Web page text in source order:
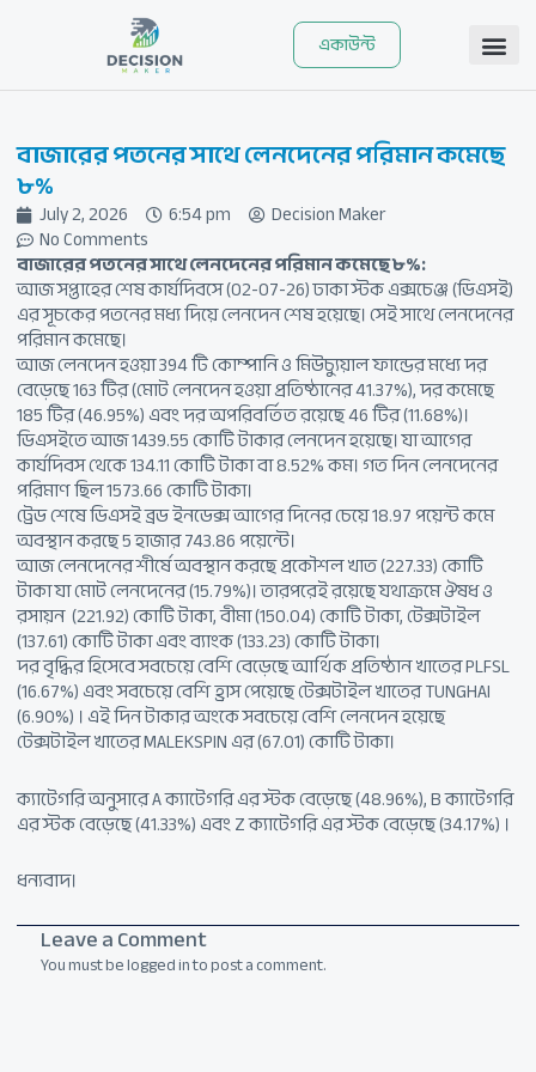
একাউন্ট
বাজারের পতনের সাথে লেনদেনের পরিমান কমেছে
৮%
July 2, 2026 6:54 pm Decision Maker
No Comments
বাজারের পতনের সাথে লেনদেনের পরিমান কমেছে ৮%:
আজ সপ্তাহের শেষ কার্যদিবসে (02-07-26) ঢাকা স্টক এক্সচেঞ্জ (ডিএসই)
এর সূচকের পতনের মধ্য দিয়ে লেনদেন শেষ হয়েছে। সেই সাথে লেনদেনের
পরিমান কমেছে।
আজ লেনদেন হওয়া 394 টি কোম্পানি ও মিউচ্যুয়াল ফান্ডের মধ্যে দর
বেড়েছে 163 টির (মোট লেনদেন হওয়া প্রতিষ্ঠানের 41.37%), দর কমেছে
185 টির (46.95%) এবং দর অপরিবর্তিত রয়েছে 46 টির (11.68%)।
ডিএসইতে আজ 1439.55 কোটি টাকার লেনদেন হয়েছে। যা আগের
কার্যদিবস থেকে 134.11 কোটি টাকা বা 8.52% কম। গত দিন লেনদেনের
পরিমাণ ছিল 1573.66 কোটি টাকা।
ট্রেড শেষে ডিএসই ব্রড ইনডেক্স আগের দিনের চেয়ে 18.97 পয়েন্ট কমে
অবস্থান করছে 5 হাজার 743.86 পয়েন্টে।
আজ লেনদেনের শীর্ষে অবস্থান করছে প্রকৌশল খাত (227.33) কোটি
টাকা যা মোট লেনদেনের (15.79%)। তারপরেই রয়েছে যথাক্রমে ঔষধ ও
রসায়ন (221.92) কোটি টাকা, বীমা (150.04) কোটি টাকা, টেক্সটাইল
(137.61) কোটি টাকা এবং ব্যাংক (133.23) কোটি টাকা।
দর বৃদ্ধির হিসেবে সবচেয়ে বেশি বেড়েছে আর্থিক প্রতিষ্ঠান খাতের PLFSL
(16.67%) এবং সবচেয়ে বেশি হ্রাস পেয়েছে টেক্সটাইল খাতের TUNGHAI
(6.90%) । এই দিন টাকার অংকে সবচেয়ে বেশি লেনদেন হয়েছে
টেক্সটাইল খাতের MALEKSPIN এর (67.01) কোটি টাকা।
ক্যাটেগরি অনুসারে A ক্যাটেগরি এর স্টক বেড়েছে (48.96%), B ক্যাটেগরি
এর স্টক বেড়েছে (41.33%) এবং Z ক্যাটেগরি এর স্টক বেড়েছে (34.17%) ।
ধন্যবাদ।
Leave a Comment
You must belogged into post a comment.